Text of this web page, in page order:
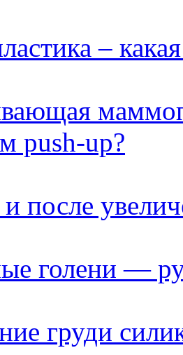
–
push-up?
после
голени —
груди